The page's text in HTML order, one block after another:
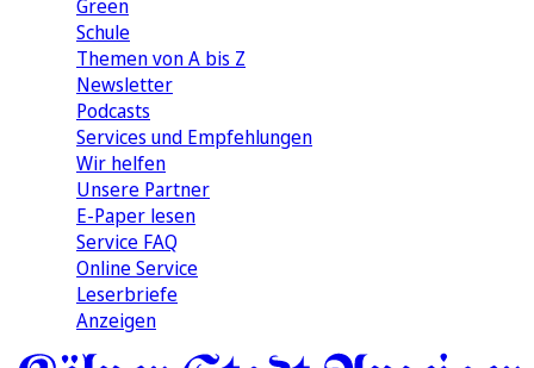
Green
Schule
Themen von A bis Z
Newsletter
Podcasts
Services und Empfehlungen
Wir helfen
Unsere Partner
E-Paper lesen
Service FAQ
Online Service
Leserbriefe
Anzeigen